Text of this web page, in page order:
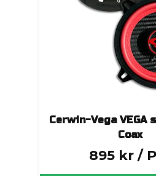
Cerwin-Vega VEGA
Coax
895 kr /